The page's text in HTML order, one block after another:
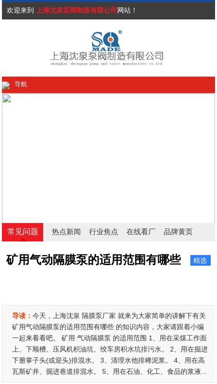
欢迎来到 上海沈泉泵阀制造有限公司 网站！
导航
常见问题 热点新闻 行业焦点 在线看厂 品牌黄页
矿用气动隔膜泵的适用范围有哪些 精选
导读：今天，上海沈泉 隔膜泵厂家 就来为大家简单的讲解下有关
矿用气动隔膜泵的适用范围有哪些 的知识内容，大家请跟着小编
一起来看看吧。 矿用 气动隔膜泵 的适用范围 1、用在采煤工作面
上、下顺槽、压风机积油坑、绞车房积水坑排污水。 2、用在掘进
下册掌子头(或迎头)排混水。 3、清理水他排稀泥浆。 4、用在高
瓦斯矿井、掘进巷道排混水。 5、用在石油、化工、食品的浆液...